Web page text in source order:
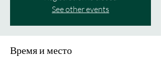
See other events
Время и место